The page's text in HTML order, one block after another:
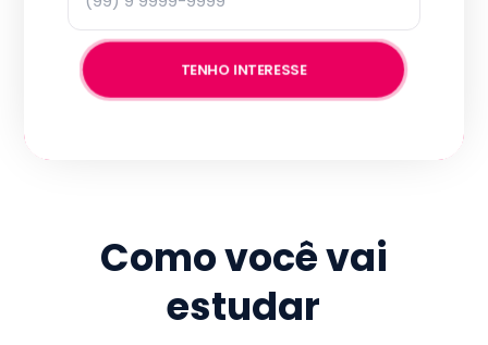
TENHO INTERESSE
Como você vai
estudar